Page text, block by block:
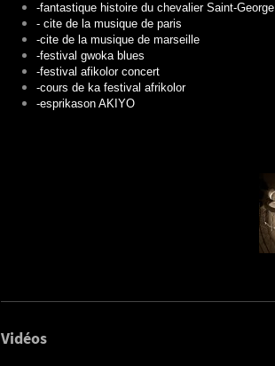
-fantastique histoire du chevalier Saint-George
- cite de la musique de paris
-cite de la musique de marseille
-festival gwoka blues
-festival afikolor concert
-cours de ka festival afrikolor
-esprikason AKIYO
Vidéos